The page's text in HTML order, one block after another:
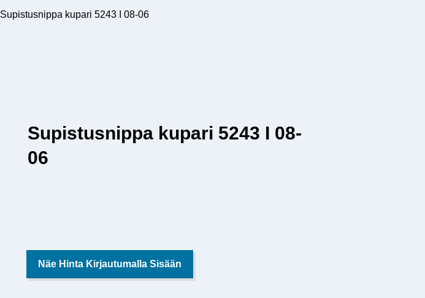
Supistusnippa kupari 5243 I 08-06
Supistusnippa kupari 5243 I 08-
06
Näe Hinta Kirjautumalla Sisään